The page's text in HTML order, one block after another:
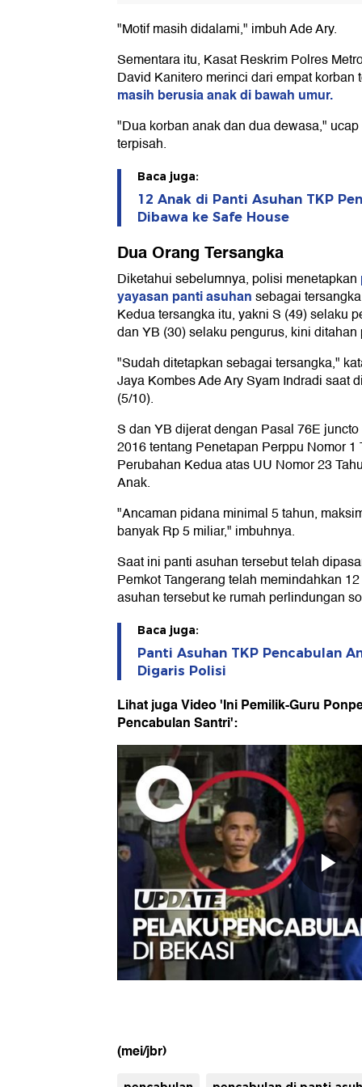
"Motif masih didalami," imbuh Ade Ary.
Sementara itu, Kasat Reskrim Polres
David Kanitero merinci dari empat korban
masih berusia anak di bawah umur.
"Dua korban anak dan dua dewasa,"
terpisah.
Baca juga:
12 Anak di Panti Asuhan TKP
Dibawa ke Safe House
Dua Orang Tersangka
Diketahui sebelumnya, polisi menetapkan
yayasan panti asuhansebagai
Kedua tersangka itu, yakni S (49) selaku
dan YB (30) selaku pengurus, kini ditahan
"Sudah ditetapkan sebagai tersangka,"
Jaya Kombes Ade Ary Syam Indradi saat
(5/10).
S dan YB dijerat dengan Pasal 76E
2016 tentang Penetapan Perppu Nomor 1
Perubahan Kedua atas UU Nomor 23
Anak.
"Ancaman pidana minimal 5 tahun,
banyak Rp 5 miliar," imbuhnya.
Saat ini panti asuhan tersebut telah
Pemkot Tangerang telah memindahkan
asuhan tersebut ke rumah perlindungan
Baca juga:
Panti Asuhan TKP Pencabulan
Digaris Polisi
Lihat juga Video 'Ini Pemilik-Guru
Pencabulan Santri':
(mei/jbr)